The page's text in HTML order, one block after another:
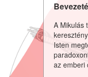
A Mikulás
Isten
az emberi